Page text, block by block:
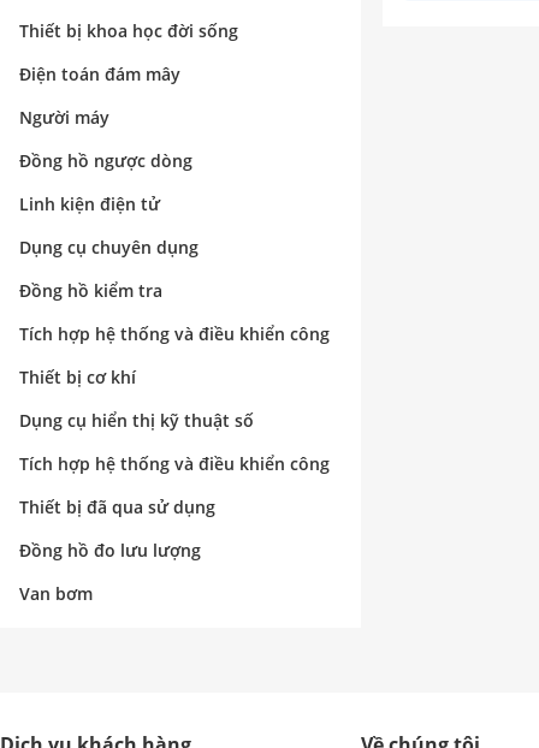
Thiết bị khoa học đời sống
Điện toán đám mây
Người máy
Đồng hồ ngược dòng
Linh kiện điện tử
Dụng cụ chuyên dụng
Đồng hồ kiểm tra
Tích hợp hệ thống và điều khiển công
nghiệp
Thiết bị cơ khí
Dụng cụ hiển thị kỹ thuật số
Tích hợp hệ thống và điều khiển công
nghiệp
Thiết bị đã qua sử dụng
Đồng hồ đo lưu lượng
Van bơm